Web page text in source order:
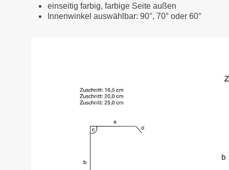
einseitig farbig, farbige Seite außen
Innenwinkel auswählbar: 90°, 70° oder 60°